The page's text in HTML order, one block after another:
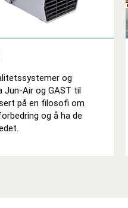
og
Jun-Air og GAST til
på en filosofi om
og å ha de